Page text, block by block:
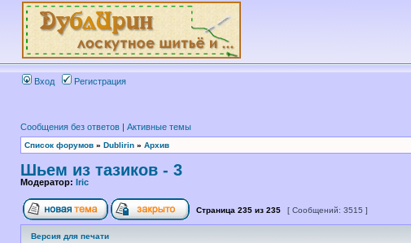
Вход Регистрация
Сообщения без ответов | Активные темы
Список форумов » Dublirin » Архив
Шьем из тазиков - 3
Модератор: Iric
Страница 235 из 235 [ Сообщений: 3515 ]
Версия для печати